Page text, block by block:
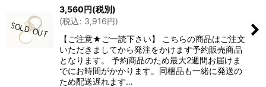
3,560円(税別)
(税込: 3,916円)
【ご注意★ご一読下さい】 こちらの商品はご注文
いただきましてから発注をかけます予約販売商品
となります。 予約商品のため最大2週間お届けま
でにお時間がかかります。同梱品も一緒に発送の
ため配送遅れます…